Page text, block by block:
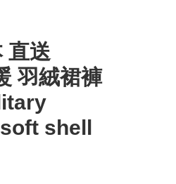
直送
羽絨裙褲
shell